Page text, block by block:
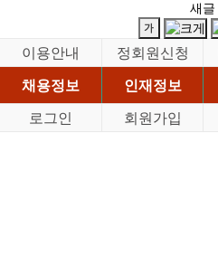
새글
이용안내 정회원신청
채용정보
인재정보
로그인
회원가입